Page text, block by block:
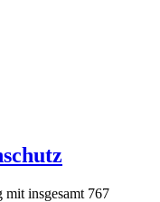
insgesamt 767